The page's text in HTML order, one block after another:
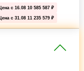
Цена с 16.08 10 585 587 ₽
Цена с 31.08 11 235 579 ₽